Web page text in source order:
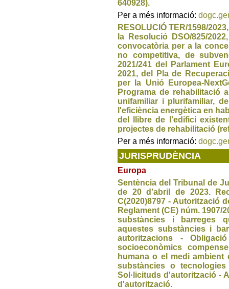
640928).
Per a més informació:
RESOLUCIÓ TER/1598/
la Resolució DSO/825/
convocatòria per a la
no competitiva, de
2021/241 del Parlament
2021, del Pla de
per la Unió Europea-
Programa de rehabilitació
unifamiliar i plurifamiliar,
l'eficiència energètica en
del llibre de l'edifici
projectes de rehabilitació
Per a més informació:
JURISPRUDÈNCIA
Europa
Sentència del Tribunal de
de 20 d'abril de 2023.
C(2020)8797 - Autorització
Reglament (CE) núm. 1907/
substàncies i barreges
aquestes substàncies i
autoritzacions -
socioeconòmics
humana o el medi
substàncies o
Sol·licituds d'autorització -
d'autorització.